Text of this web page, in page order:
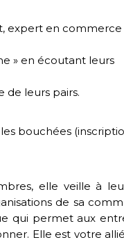
expert en commerce
» en écoutant leurs
leurs pairs.
bouchées
elle veille à
de sa
qui permet aux
Elle est votre